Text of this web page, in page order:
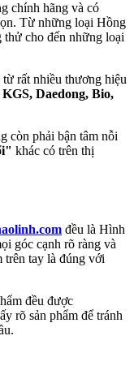
chính hãng và có
Từ những loại Hồng
thử cho đến những loại
rất nhiều thương hiệu
Daedong, Bio,
còn phải bận tâm nỗi
khác có trên thị
đều là Hình
góc cạnh rõ ràng và
trên tay là đúng với
đều được
rõ sản phẩm để tránh